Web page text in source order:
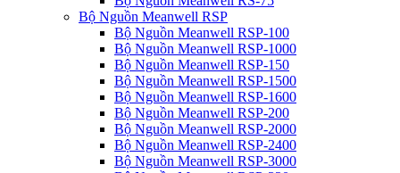
Bộ Nguồn Meanwell RSP
Bộ Nguồn Meanwell RSP-100
Bộ Nguồn Meanwell RSP-1000
Bộ Nguồn Meanwell RSP-150
Bộ Nguồn Meanwell RSP-1500
Bộ Nguồn Meanwell RSP-1600
Bộ Nguồn Meanwell RSP-200
Bộ Nguồn Meanwell RSP-2000
Bộ Nguồn Meanwell RSP-2400
Bộ Nguồn Meanwell RSP-3000